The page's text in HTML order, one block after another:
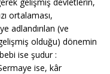
ortalaması,
adlandırılan (ve
olduğu) dönemin
ise şudur :
ise, kâr